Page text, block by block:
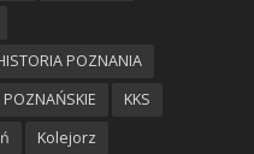
POZNANIA
KKS
Kolejorz